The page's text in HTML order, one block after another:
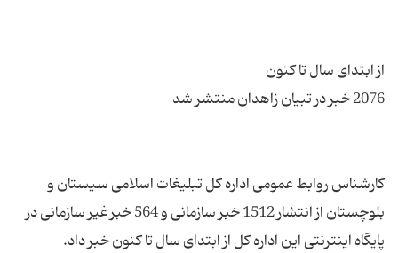
کارشناس روابط عمومی اداره کل تبلیغات اسلامی سیستان و
بلوچستان از انتشار 1512 خبر سازمانی و 564 خبر غیر سازمانی در